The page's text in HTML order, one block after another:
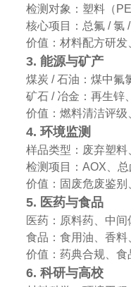
检测对象：塑料（
核心项目：总氟 / 氯
价值：材料配方研
3. 能源与矿产
煤炭 / 石油：煤中氟
矿石 / 冶金：再生锌
价值：燃料清洁评
4. 环境监测
样品类型：废弃塑
检测项目：AOX、
价值：固废危废鉴
5. 医药与食品
医药：原料药、中
食品：食用油、香
价值：药典合规、
6. 科研与高校